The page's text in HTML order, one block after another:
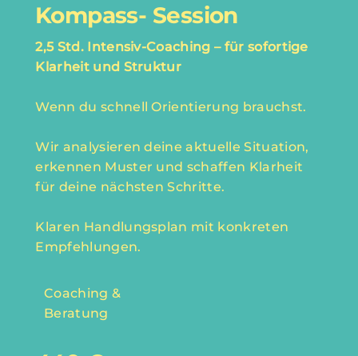
Kompass- Session
2,5 Std. Intensiv-Coaching – für sofortige
Klarheit und Struktur
Wenn du schnell Orientierung brauchst.
Wir analysieren deine aktuelle Situation,
erkennen Muster und schaffen Klarheit
für deine nächsten Schritte.
Klaren Handlungsplan mit konkreten
Empfehlungen.
Coaching &
Beratung